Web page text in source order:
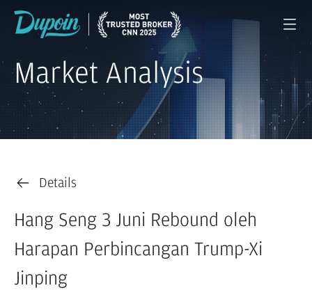
Market Analysis
Details
Hang Seng 3 Juni Rebound oleh
Harapan Perbincangan Trump-Xi
Jinping